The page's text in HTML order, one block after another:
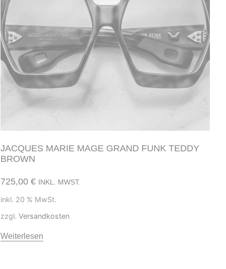
JACQUES MARIE MAGE GRAND FUNK TEDDY
BROWN
725,00 € INKL. MWST.
inkl. 20 % MwSt.
zzgl. Versandkosten
Weiterlesen